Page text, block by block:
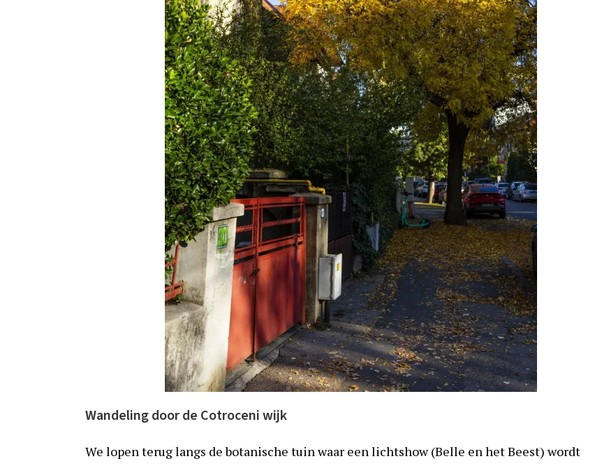
Wandeling door de Cotroceni wijk
We lopen terug langs de botanische tuin waar een lichtshow (Belle en het Beest) wordt